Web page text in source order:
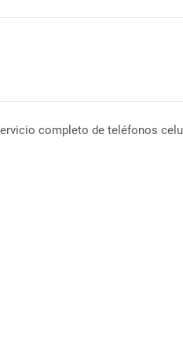
completo de teléfonos